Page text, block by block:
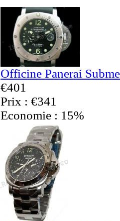
Officine Panerai
€401
Prix : €341
Economie : 15%